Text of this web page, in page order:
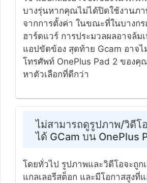
บางรุ่นหากคุณไม่ได้ปิดใช้งานภา
จากการตั้งค่า ในขณะที่ในบางก
ฮาร์ดแวร์ การประมวลผลอาจล้ม
แอปขัดข้อง สุดท้าย Gcam อาจไ
โทรศัพท์ OnePlus Pad 2 ของคุ
หาตัวเลือกที่ดีกว่า
ไม่สามารถดูรูปภาพ/วิดีโ
ได้ GCam บน OnePlus
โดยทั่วไป รูปภาพและวิดีโอจะถูก
แกลเลอรีสต็อก และมีโอกาสสูงที่